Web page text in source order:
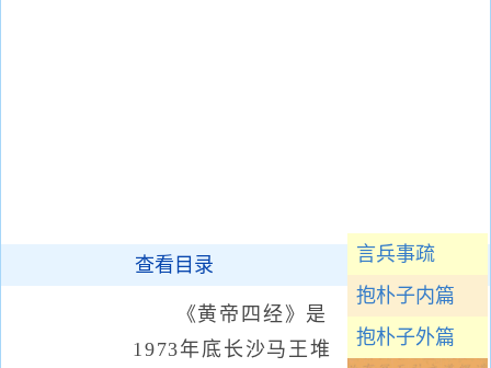
言兵事疏
抱朴子内篇
抱朴子外篇
查看目录
《黄帝四经》是
1973年底长沙马王堆